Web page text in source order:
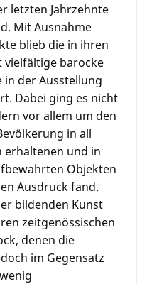
letzten Jahrzehnte
Mit Ausnahme
blieb die in ihren
vielfältige barocke
der Ausstellung
Dabei ging es nicht
vor allem um den
in all
erhaltenen und in
Objekten
Ausdruck fand.
bildenden Kunst
zeitgenössischen
denen die
im Gegensatz